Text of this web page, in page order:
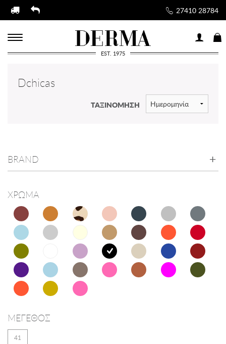
27410 28784
EST. 1975
Dchicas
ΤΑΞΙΝΟΜΗΣΗ
BRAND
ΧΡΩΜΑ
ΜΕΓΕΘΟΣ
41